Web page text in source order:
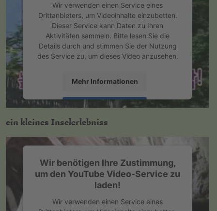
Wir verwenden einen Service eines
Drittanbieters, um Videoinhalte einzubetten.
Dieser Service kann Daten zu Ihren
Aktivitäten sammeln. Bitte lesen Sie die
Details durch und stimmen Sie der Nutzung
des Service zu, um dieses Video anzusehen.
Mehr Informationen
Akzeptieren
powered byUsercentrics Consent
ein kleines Inselerlebniss
Wir benötigen Ihre Zustimmung,
um den YouTube Video-Service zu
laden!
Wir verwenden einen Service eines